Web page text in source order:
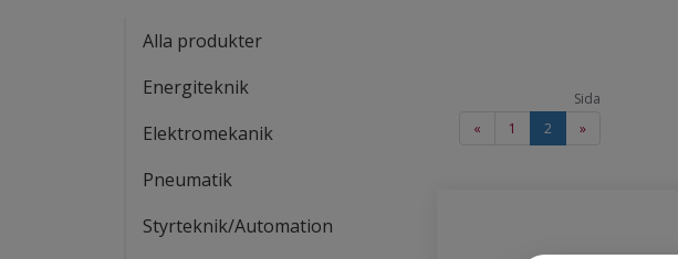
Alla produkter
Energiteknik
Elektromekanik
Pneumatik
Styrteknik/Automation
Sida
«
1 2 »